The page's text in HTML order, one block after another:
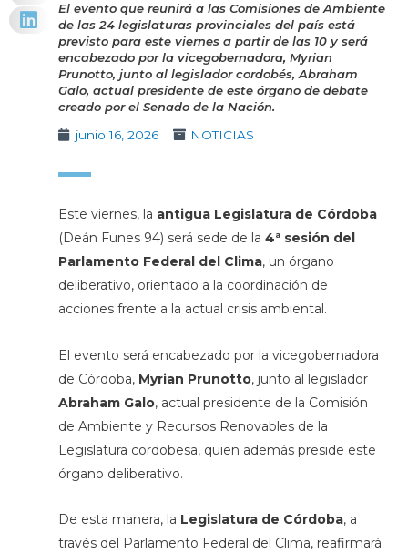
El evento que reunirá a las Comisiones de Ambiente
de las 24 legislaturas provinciales del país está
previsto para este viernes a partir de las 10 y será
encabezado por la vicegobernadora, Myrian
Prunotto, junto al legislador cordobés, Abraham
Galo, actual presidente de este órgano de debate
creado por el Senado de la Nación.
junio 16, 2026
NOTICIAS
Este viernes, la antigua Legislatura de Córdoba
(Deán Funes 94) será sede de la 4ª sesión del
Parlamento Federal del Clima, un órgano
deliberativo, orientado a la coordinación de
acciones frente a la actual crisis ambiental.
El evento será encabezado por la vicegobernadora
de Córdoba, Myrian Prunotto, junto al legislador
Abraham Galo, actual presidente de la Comisión
de Ambiente y Recursos Renovables de la
Legislatura cordobesa, quien además preside este
órgano deliberativo.
De esta manera, la Legislatura de Córdoba, a
través del Parlamento Federal del Clima, reafirmará